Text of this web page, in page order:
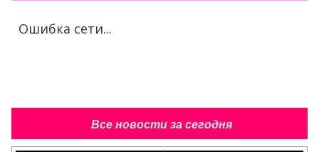
Ошибка сети...
Все новости за сегодня